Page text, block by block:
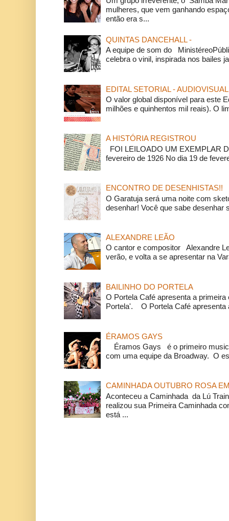
mulheres, que vem ganhando
então era s...
QUINTAS DANCEHALL -
A equipe de som do
celebra o vinil, inspirada nos bailes
EDITAL SETORIAL - AUDIOVISUAL
O valor global disponível para este
milhões e quinhentos mil reais). O
A HISTÓRIA REGISTROU
FOI LEILOADO UM EXEMPLAR
fevereiro de 1926 No dia 19 de
ENCONTRO DE DESENHISTAS!!
O Garatuja será uma noite com
desenhar! Você que sabe desenhar
ALEXANDRE LEÃO
O cantor e compositor Alexandre
verão, e volta a se apresentar na
BAILINHO DO PORTELA
O Portela Café apresenta a
Portela'. O Portela Café apresenta
ÉRAMOS GAYS
Éramos Gays é o primeiro
com uma equipe da Broadway. O
CAMINHADA OUTUBRO ROSA
Aconteceu a Caminhada da Lú
realizou sua Primeira Caminhada
está ...